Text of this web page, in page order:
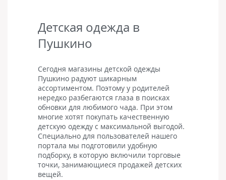
Детская одежда в
Пушкино
Сегодня магазины детской одежды
Пушкино радуют шикарным
ассортиментом. Поэтому у родителей
нередко разбегаются глаза в поисках
обновки для любимого чада. При этом
многие хотят покупать качественную
детскую одежду с максимальной выгодой.
Специально для пользователей нашего
портала мы подготовили удобную
подборку, в которую включили торговые
точки, занимающиеся продажей детских
вещей.